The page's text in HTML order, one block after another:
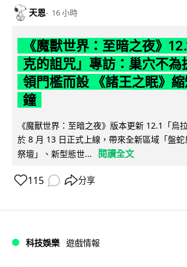
天恩 16 小時
《魔獸世界：至暗之夜》
克的詛咒」專訪：巢穴不為
領門檻而設 《諸王之眠》
鐘
《魔獸世界：至暗之夜》版本更新 12.1「烏
於 8 月 13 日正式上線，帶來全新區域「盤
祭壇」、新型態世...
閱讀全文
115 分享
科技娛樂 遊戲情報